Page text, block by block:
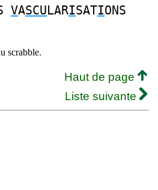
VASCULARISATIONS
scrabble.
Haut de page
Liste suivante